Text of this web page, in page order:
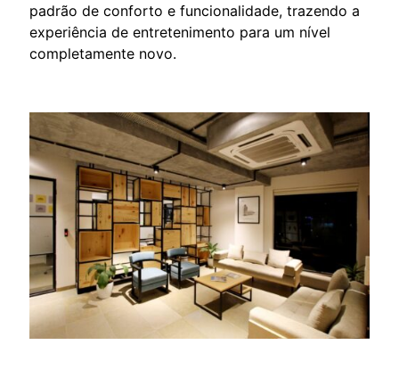
padrão de conforto e funcionalidade, trazendo a
experiência de entretenimento para um nível
completamente novo.